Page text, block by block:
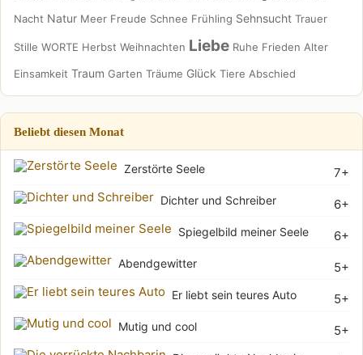
Nacht Natur Meer Freude Schnee Frühling Sehnsucht Trauer
Stille WORTE Herbst Weihnachten Liebe Ruhe Frieden Alter
Einsamkeit Traum Garten Träume Glück Tiere Abschied
Beliebt diesen Monat
7+
Zerstörte Seele
6+
Dichter und Schreiber
6+
Spiegelbild meiner Seele
5+
Abendgewitter
5+
Er liebt sein teures Auto
5+
Mutig und cool